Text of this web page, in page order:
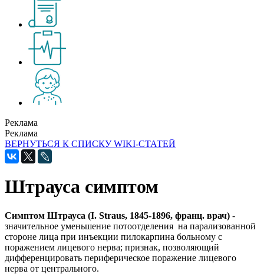
Реклама
Реклама
ВЕРНУТЬСЯ К СПИСКУ WIKI-СТАТЕЙ
Штрауса симптом
Симптом Штрауса (I. Straus, 1845-1896, франц. врач) -
значительное уменьшение потоотделения на парализованной
стороне лица при инъекции пилокарпина больному с
поражением лицевого нерва; признак, позволяющий
дифференцировать периферическое поражение лицевого
нерва от центрального.